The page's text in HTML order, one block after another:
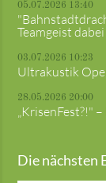
05.07.2026 13:40
Teamgeist dabei
03.07.2026 10:23
Ultrakustik
28.05.2026 20:00
„KrisenFest?!"
Die nächsten